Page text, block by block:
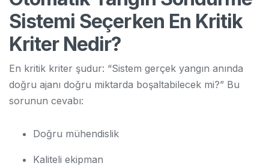
Sistemi Seçerken En Kritik
Kriter Nedir?
En kritik kriter şudur: “Sistem gerçek yangın anında
doğru ajanı doğru miktarda boşaltabilecek mi?” Bu
sorunun cevabı:
Doğru mühendislik
Kaliteli ekipman